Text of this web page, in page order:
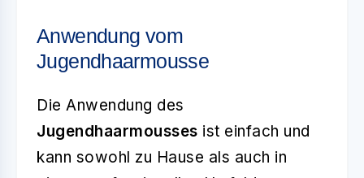
Anwendung vom
Jugendhaarmousse
Die Anwendung des
Jugendhaarmousses ist einfach und
kann sowohl zu Hause als auch in